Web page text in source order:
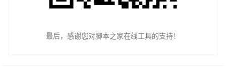
最后，感谢您对脚本之家在线工具的支持！